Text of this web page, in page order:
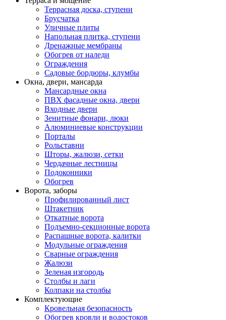
Террасная доска, ступени
Брусчатка
Уличные плиты
Напольная плитка, ступени
Дренажные мембраны
Обогрев от наледи
Ограждения
Садовые бордюры, клумбы
Окна, двери, мансарда
Мансардные окна
ПВХ фасадные окна, двери
Входные двери
Зенитные фонари, люки
Алюминиевые конструкции
Порталы
Рольставни
Шторы, жалюзи, сетки
Чердачные лестницы
Подоконники
Обогрев
Ворота, заборы
Профилированный лист
Штакетник
Откатные ворота
Подъемно-секционные ворота
Распашные ворота, калитки
Модульные ограждения
Сварные ограждения
Жалюзи
Зеленая изгородь
Столбы и лаги
Колпаки на столбы
Комплектующие
Кровельная безопасность
Обогрев кровли и водостоков